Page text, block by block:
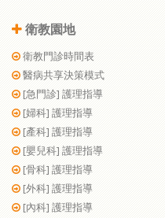
衛教園地
衛教門診時間表
醫病共享決策模式
[急門診] 護理指導
[婦科] 護理指導
[產科] 護理指導
[嬰兒科] 護理指導
[骨科] 護理指導
[外科] 護理指導
[內科] 護理指導